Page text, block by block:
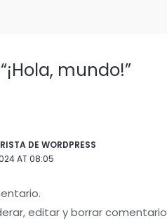
mundo!”
DE WORDPRESS
AT 08:05
editar y borrar